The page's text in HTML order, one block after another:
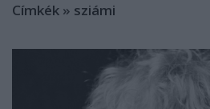
Címkék » sziámi